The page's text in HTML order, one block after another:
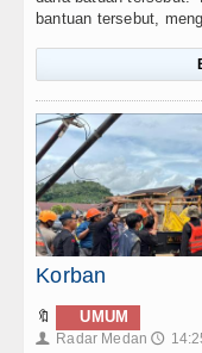
bantuan tersebut,
Korban
🔖 UMUM
👤 Radar Medan 🕔